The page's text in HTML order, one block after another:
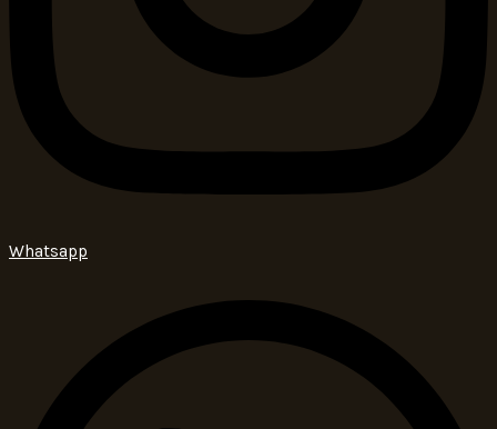
Whatsapp